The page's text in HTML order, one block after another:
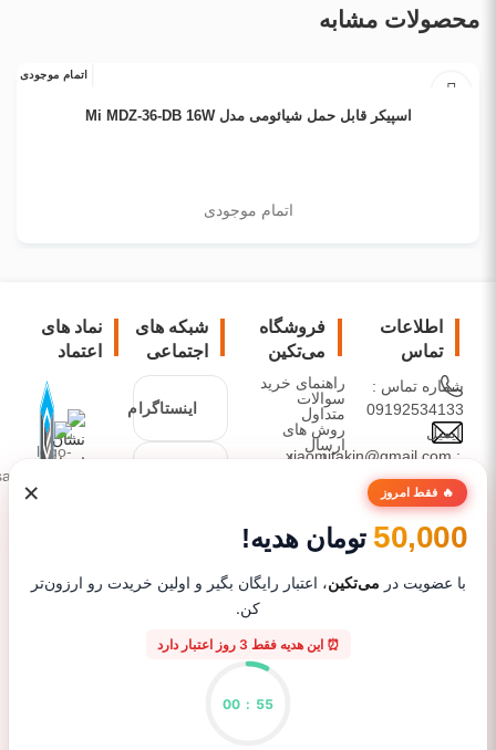
محصولات مشابه
اتمام موجودی
اطلاعات بیشتر
اسپیکر قابل حمل شیائومی مدل Mi MDZ-36-DB 16W
اتمام موجودی
اطلاعات
تماس
شماره تماس :
09192534133
ایمیل
: xiaomitakin@gmail.com
عرضه کننده
محصولات
شیائومی،
زیرمجموعه
های آن، گجت
فروشگاه
می‌تکین
راهنمای خرید
سوالات
متداول
روش های
ارسال
درباره ما
شبکه های
اجتماعی
اینستاگرام
نماد های
اعتماد
× 🔥 فقط امروز
50,000 تومان هدیه!
با عضویت در می‌تکین، اعتبار رایگان بگیر و اولین خریدت رو ارزون‌تر
کن.
⏰ این هدیه فقط 3 روز اعتبار دارد
54
:
00